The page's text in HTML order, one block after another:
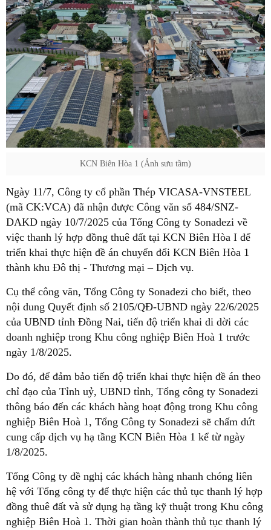
KCN Biên Hòa 1 (Ảnh sưu tầm)
Ngày 11/7, Công ty cổ phần Thép VICASA-VNSTEEL
(mã CK:VCA) đã nhận được Công văn số 484/SNZ-
DAKD ngày 10/7/2025 của Tổng Công ty Sonadezi về
việc thanh lý hợp đồng thuê đất tại KCN Biên Hòa I để
triển khai thực hiện đề án chuyển đổi KCN Biên Hòa 1
thành khu Đô thị - Thương mại – Dịch vụ.
Cụ thể công văn, Tổng Công ty Sonadezi cho biết, theo
nội dung Quyết định số 2105/QĐ-UBND ngày 22/6/2025
của UBND tỉnh Đồng Nai, tiến độ triển khai di dời các
doanh nghiệp trong Khu công nghiệp Biên Hoà 1 trước
ngày 1/8/2025.
Do đó, để đảm bảo tiến độ triển khai thực hiện đề án theo
chỉ đạo của Tỉnh uỷ, UBND tỉnh, Tổng công ty Sonadezi
thông báo đến các khách hàng hoạt động trong Khu công
nghiệp Biên Hoà 1, Tổng Công ty Sonadezi sẽ chấm dứt
cung cấp dịch vụ hạ tầng KCN Biên Hòa 1 kể từ ngày
1/8/2025.
Tổng Công ty đề nghị các khách hàng nhanh chóng liên
hệ với Tổng công ty để thực hiện các thủ tục thanh lý hợp
đồng thuê đất và sử dụng hạ tầng kỹ thuật trong Khu công
nghiệp Biên Hoà 1. Thời gian hoàn thành thủ tục thanh lý